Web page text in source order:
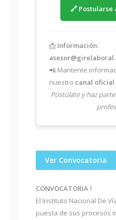
🔗
📩 Información:
📲 Mantente
nuestro canal oficial
Postúlate y haz
Ver Convocatoria
CONVOCATORIA !
El Instituto Nacional De
puesta de sus procesos